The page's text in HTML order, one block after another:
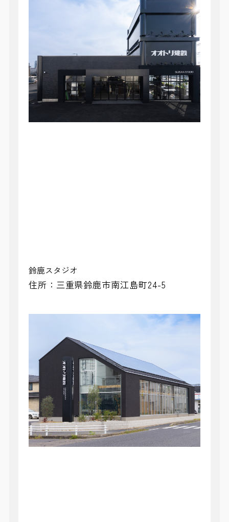
鈴鹿スタジオ
住所：三重県鈴鹿市南江島町24-5